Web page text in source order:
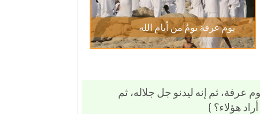
يوم عرفة يومٌ من أيام الله
عرفة، ثم إنه ليدنو جل جلاله، ثم
هؤلاء؟ }